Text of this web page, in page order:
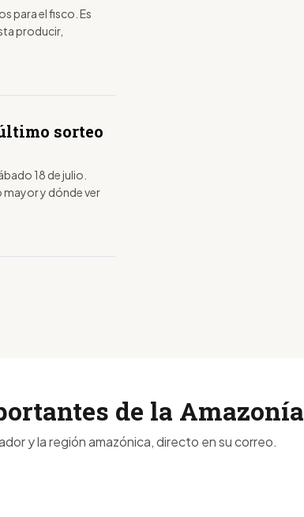
para el fisco. Es
producir,
sorteo
18 de julio.
mayor y dónde ver
de la Amazonía
y la región amazónica, directo en su correo.